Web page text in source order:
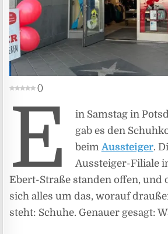
()
E
in Samstag in
gab es den
beimAussteiger.
Aussteiger-Filiale
Ebert-Straße standen offen, und
sich alles um das, worauf
steht: Schuhe. Genauer gesagt: